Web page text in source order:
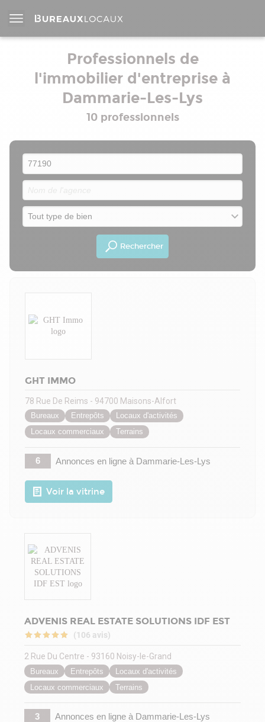
Professionnels de
l'immobilier d'entreprise à
Dammarie-Les-Lys
10 professionnels
Rechercher
GHT IMMO
78 Rue De Reims - 94700 Maisons-Alfort
Bureaux Entrepôts
Locaux d'activités
Locaux commerciaux
Terrains
6 Annonces en ligneà Dammarie-Les-Lys
Voir la vitrine
ADVENIS REAL ESTATE SOLUTIONS IDF EST
(106 avis)
2 Rue Du Centre - 93160 Noisy-le-Grand
Bureaux Entrepôts
Locaux d'activités
Locaux commerciaux
Terrains
3 Annonces en ligneà Dammarie-Les-Lys